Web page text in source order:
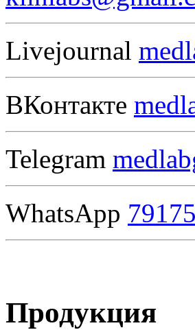
Livejournal
ВКонтакте
Telegram
WhatsApp
Продукция